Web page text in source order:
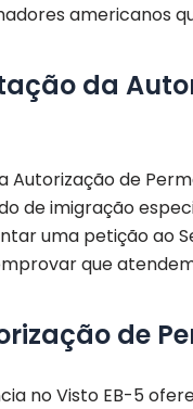
americanos
da
Autorização de
de imigração
uma petição ao
que
de
no Visto EB-5